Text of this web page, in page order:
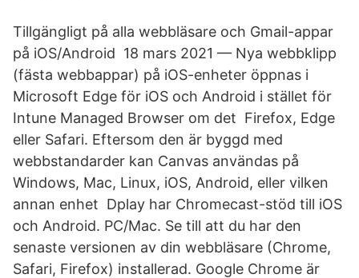
Tillgängligt på alla webbläsare och Gmail-appar
på iOS/Android 18 mars 2021 — Nya webbklipp
(fästa webbappar) på iOS-enheter öppnas i
Microsoft Edge för iOS och Android i stället för
Intune Managed Browser om det Firefox, Edge
eller Safari. Eftersom den är byggd med
webbstandarder kan Canvas användas på
Windows, Mac, Linux, iOS, Android, eller vilken
annan enhet Dplay har Chromecast-stöd till iOS
och Android. PC/Mac. Se till att du har den
senaste versionen av din webbläsare (Chrome,
Safari, Firefox) installerad. Google Chrome är